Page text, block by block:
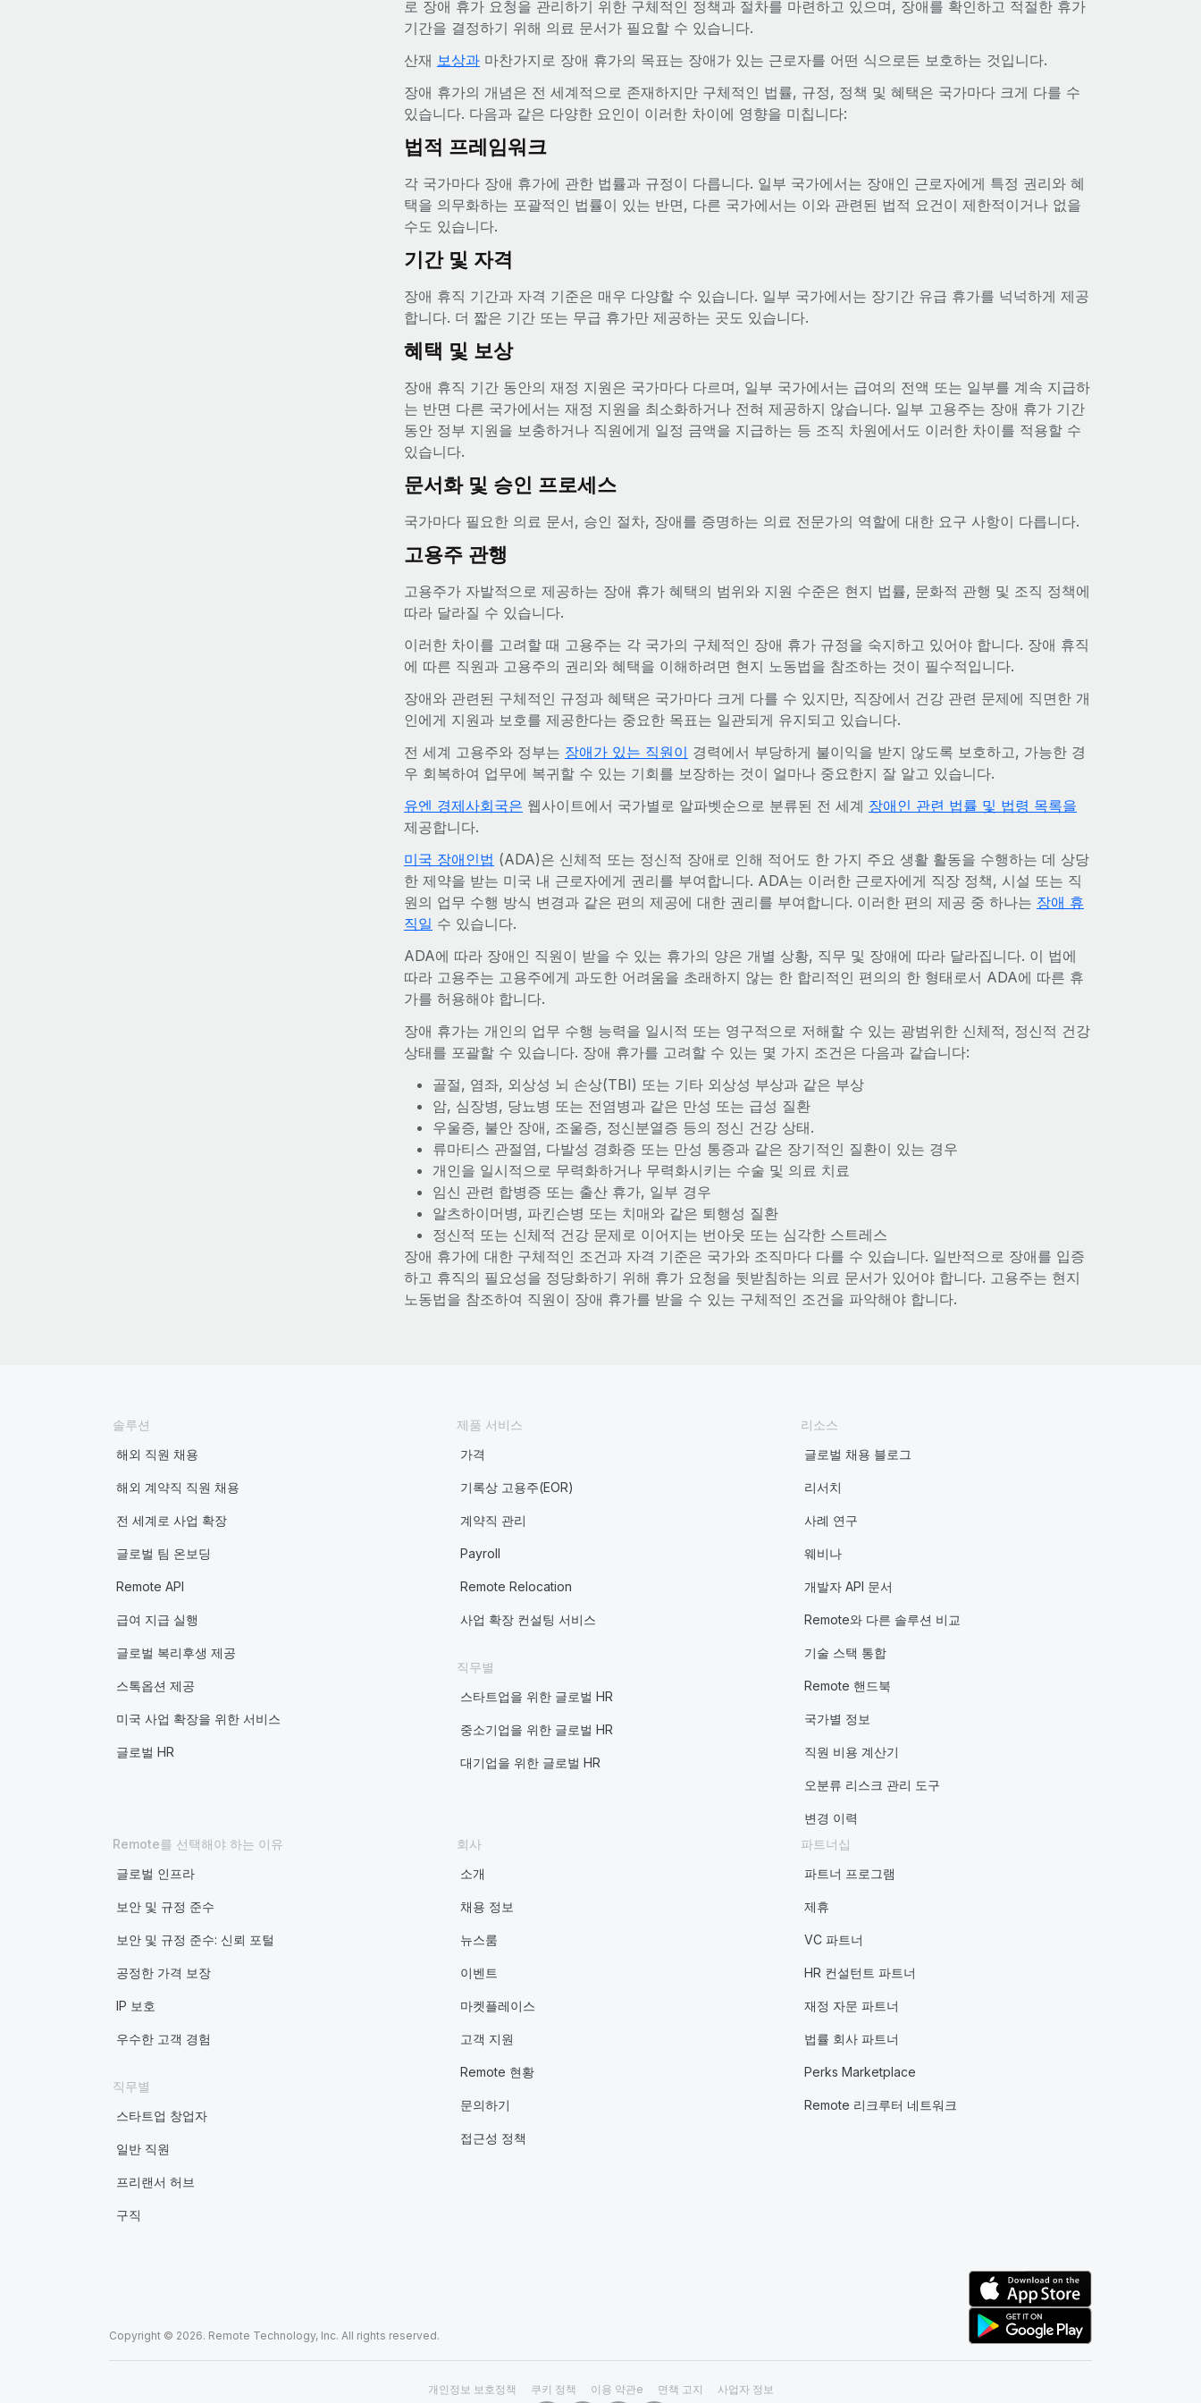
로 장애 휴가 요청을 관리하기 위한 구체적인 정책과 절차를 마련하고 있으며, 장애를 확인하고 적절한 휴가
기간을 결정하기 위해 의료 문서가 필요할 수 있습니다.
산재 보상과마찬가지로 장애 휴가의 목표는 장애가 있는 근로자를 어떤 식으로든 보호하는 것입니다.
장애 휴가의 개념은 전 세계적으로 존재하지만 구체적인 법률, 규정, 정책 및 혜택은 국가마다 크게 다를 수
있습니다. 다음과 같은 다양한 요인이 이러한 차이에 영향을 미칩니다:
법적 프레임워크
각 국가마다 장애 휴가에 관한 법률과 규정이 다릅니다. 일부 국가에서는 장애인 근로자에게 특정 권리와 혜
택을 의무화하는 포괄적인 법률이 있는 반면, 다른 국가에서는 이와 관련된 법적 요건이 제한적이거나 없을
수도 있습니다.
기간 및 자격
장애 휴직 기간과 자격 기준은 매우 다양할 수 있습니다. 일부 국가에서는 장기간 유급 휴가를 넉넉하게 제공
합니다. 더 짧은 기간 또는 무급 휴가만 제공하는 곳도 있습니다.
혜택 및 보상
장애 휴직 기간 동안의 재정 지원은 국가마다 다르며, 일부 국가에서는 급여의 전액 또는 일부를 계속 지급하
는 반면 다른 국가에서는 재정 지원을 최소화하거나 전혀 제공하지 않습니다. 일부 고용주는 장애 휴가 기간
동안 정부 지원을 보충하거나 직원에게 일정 금액을 지급하는 등 조직 차원에서도 이러한 차이를 적용할 수
있습니다.
문서화 및 승인 프로세스
국가마다 필요한 의료 문서, 승인 절차, 장애를 증명하는 의료 전문가의 역할에 대한 요구 사항이 다릅니다.
고용주 관행
고용주가 자발적으로 제공하는 장애 휴가 혜택의 범위와 지원 수준은 현지 법률, 문화적 관행 및 조직 정책에
따라 달라질 수 있습니다.
이러한 차이를 고려할 때 고용주는 각 국가의 구체적인 장애 휴가 규정을 숙지하고 있어야 합니다. 장애 휴직
에 따른 직원과 고용주의 권리와 혜택을 이해하려면 현지 노동법을 참조하는 것이 필수적입니다.
장애와 관련된 구체적인 규정과 혜택은 국가마다 크게 다를 수 있지만, 직장에서 건강 관련 문제에 직면한 개
인에게 지원과 보호를 제공한다는 중요한 목표는 일관되게 유지되고 있습니다.
전 세계 고용주와 정부는 장애가 있는 직원이 경력에서 부당하게 불이익을 받지 않도록 보호하고, 가능한 경
우 회복하여 업무에 복귀할 수 있는 기회를 보장하는 것이 얼마나 중요한지 잘 알고 있습니다.
유엔 경제사회국은 웹사이트에서 국가별로 알파벳순으로 분류된 전 세계 장애인 관련 법률 및 법령 목록을
제공합니다.
미국 장애인법 (ADA)은 신체적 또는 정신적 장애로 인해 적어도 한 가지 주요 생활 활동을 수행하는 데 상당
한 제약을 받는 미국 내 근로자에게 권리를 부여합니다. ADA는 이러한 근로자에게 직장 정책, 시설 또는 직
원의 업무 수행 방식 변경과 같은 편의 제공에 대한 권리를 부여합니다. 이러한 편의 제공 중 하나는 장애 휴
직일 수 있습니다.
ADA에 따라 장애인 직원이 받을 수 있는 휴가의 양은 개별 상황, 직무 및 장애에 따라 달라집니다. 이 법에
따라 고용주는 고용주에게 과도한 어려움을 초래하지 않는 한 합리적인 편의의 한 형태로서 ADA에 따른 휴
가를 허용해야 합니다.
장애 휴가는 개인의 업무 수행 능력을 일시적 또는 영구적으로 저해할 수 있는 광범위한 신체적, 정신적 건강
상태를 포괄할 수 있습니다. 장애 휴가를 고려할 수 있는 몇 가지 조건은 다음과 같습니다:
골절, 염좌, 외상성 뇌 손상(TBI) 또는 기타 외상성 부상과 같은 부상
암, 심장병, 당뇨병 또는 전염병과 같은 만성 또는 급성 질환
우울증, 불안 장애, 조울증, 정신분열증 등의 정신 건강 상태.
류마티스 관절염, 다발성 경화증 또는 만성 통증과 같은 장기적인 질환이 있는 경우
개인을 일시적으로 무력화하거나 무력화시키는 수술 및 의료 치료
임신 관련 합병증 또는 출산 휴가, 일부 경우
알츠하이머병, 파킨슨병 또는 치매와 같은 퇴행성 질환
정신적 또는 신체적 건강 문제로 이어지는 번아웃 또는 심각한 스트레스
장애 휴가에 대한 구체적인 조건과 자격 기준은 국가와 조직마다 다를 수 있습니다. 일반적으로 장애를 입증
하고 휴직의 필요성을 정당화하기 위해 휴가 요청을 뒷받침하는 의료 문서가 있어야 합니다. 고용주는 현지
노동법을 참조하여 직원이 장애 휴가를 받을 수 있는 구체적인 조건을 파악해야 합니다.
솔루션
해외 직원 채용
해외 계약직 직원 채용
전 세계로 사업 확장
글로벌 팀 온보딩
Remote API
급여 지급 실행
글로벌 복리후생 제공
스톡옵션 제공
미국 사업 확장을 위한 서비스
글로벌 HR
제품 서비스
가격
기록상 고용주(EOR)
계약직 관리
Payroll
Remote Relocation
사업 확장 컨설팅 서비스
직무별
스타트업을 위한 글로벌 HR
중소기업을 위한 글로벌 HR
대기업을 위한 글로벌 HR
리소스
글로벌 채용 블로그
리서치
사례 연구
웨비나
개발자 API 문서
Remote와 다른 솔루션 비교
기술 스택 통합
Remote 핸드북
국가별 정보
직원 비용 계산기
오분류 리스크 관리 도구
변경 이력
Remote를 선택해야 하는 이유
글로벌 인프라
보안 및 규정 준수
보안 및 규정 준수: 신뢰 포털
공정한 가격 보장
IP 보호
우수한 고객 경험
직무별
스타트업 창업자
일반 직원
프리랜서 허브
구직
회사
소개
채용 정보
뉴스룸
이벤트
마켓플레이스
고객 지원
Remote 현황
문의하기
접근성 정책
파트너십
파트너 프로그램
제휴
VC 파트너
HR 컨설턴트 파트너
재정 자문 파트너
법률 회사 파트너
Perks Marketplace
Remote 리크루터 네트워크
Copyright © 2026. Remote Technology, Inc. All rights reserved.
개인정보 보호정책 쿠키 정책 이용 약관e 면책 고지 사업자 정보